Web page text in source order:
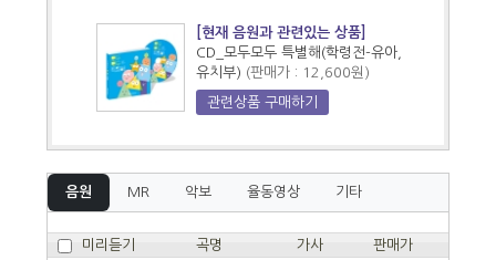
[현재 음원과 관련있는 상품]
CD_모두모두 특별해(학령전-유아,
유치부) (판매가 : 12,600원)
관련상품 구매하기
음원 MR 악보 율동영상 기타
미리듣기 곡명 가사
판매가